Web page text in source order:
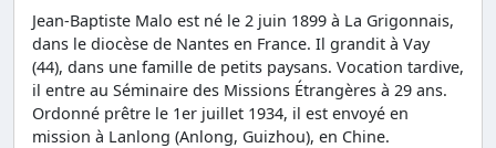
Jean-Baptiste Malo est né le 2 juin 1899 à La Grigonnais,
dans le diocèse de Nantes en France. Il grandit à Vay
(44), dans une famille de petits paysans. Vocation tardive,
il entre au Séminaire des Missions Étrangères à 29 ans.
Ordonné prêtre le 1er juillet 1934, il est envoyé en
mission à Lanlong (Anlong, Guizhou), en Chine.